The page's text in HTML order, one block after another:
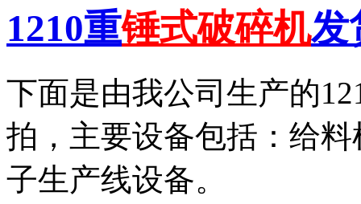
1210重锤式破碎机发
下面是由我公司生产的
拍，主要设备包括：给
子生产线设备。